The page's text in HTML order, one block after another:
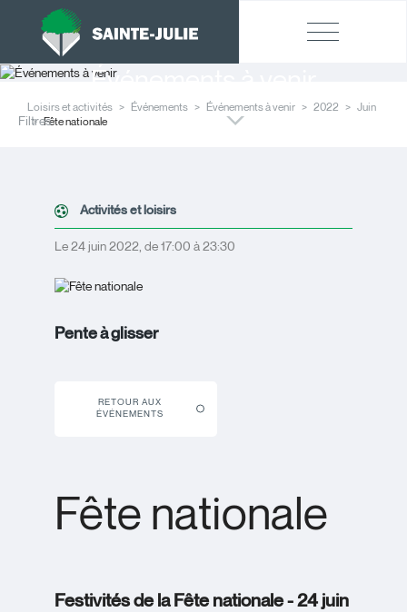
Événements à venir
Loisirs et activités Événements Événements à venir 2022
Juin
Fête nationale
Filtres
Activités et loisirs
Le 24 juin 2022, de 17:00 à 23:30
Pente à glisser
RETOUR AUX
ÉVÉNEMENTS
Fête nationale
Festivités de la Fête nationale - 24 juin